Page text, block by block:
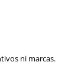
ni marcas.